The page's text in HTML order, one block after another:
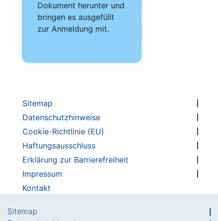
Doku­ment her­un­ter und
brin­gen es aus­ge­füllt
zur Anmel­dung mit.
Sitemap
Datenschutzhinweise
Cookie-Richtlinie (EU)
Haftungsausschluss
Erklärung zur Barrierefreiheit
Impressum
Kontakt
Sitemap